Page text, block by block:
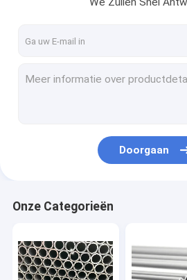
Thuis
Over ons
Doorgaan
Onze Categorieën